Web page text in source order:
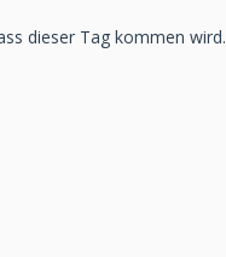
dieser Tag kommen wird.